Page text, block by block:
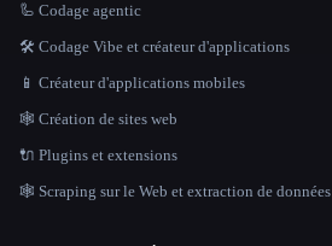
🦾 Codage agentic
🛠️ Codage Vibe et créateur d'applications
📱 Créateur d'applications mobiles
🕸 Création de sites web
🔌 Plugins et extensions
🕸️ Scraping sur le Web et extraction de données